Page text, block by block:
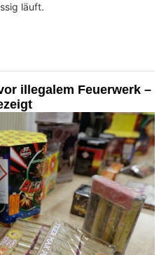
läuft.
illegalem Feuerwerk –